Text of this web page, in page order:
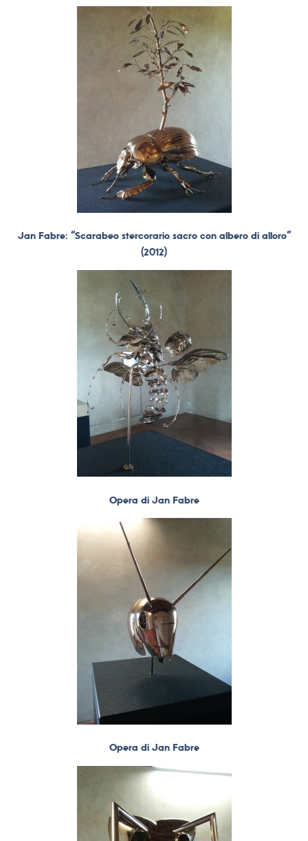
Jan Fabre: “Scarabeo stercorario sacro con albero di alloro”
(2012)
Opera di Jan Fabre
Opera di Jan Fabre